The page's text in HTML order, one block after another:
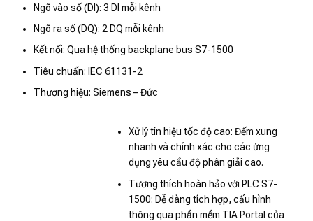
Ngõ vào số (DI): 3 DI mỗi kênh
Ngõ ra số (DQ): 2 DQ mỗi kênh
Kết nối: Qua hệ thống backplane bus S7-1500
Tiêu chuẩn: IEC 61131-2
Thương hiệu: Siemens – Đức
Xử lý tín hiệu tốc độ cao: Đếm xung
nhanh và chính xác cho các ứng
dụng yêu cầu độ phân giải cao.
Tương thích hoàn hảo với PLC S7-
1500: Dễ dàng tích hợp, cấu hình
thông qua phần mềm TIA Portal của